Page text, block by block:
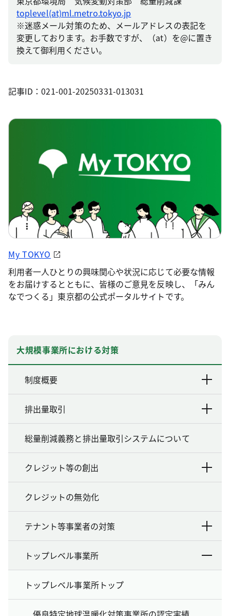
toplevel(at)ml.metro.tokyo.jp
※迷惑メール対策のため、メールアドレスの表記を
変更しております。お手数ですが、（at）を@に置き
換えて御利用ください。
記事ID：021-001-20250331-013031
My TOKYO
利用者一人ひとりの興味関心や状況に応じて必要な情報
をお届けするとともに、皆様のご意見を反映し、「みん
なでつくる」東京都の公式ポータルサイトです。
大規模事業所における対策
制度概要
排出量取引
総量削減義務と排出量取引システムについて
クレジット等の創出
クレジットの無効化
テナント等事業者の対策
トップレベル事業所
トップレベル事業所トップ